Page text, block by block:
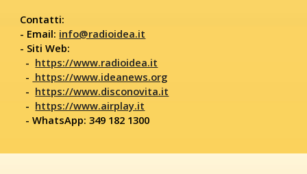
Contatti:
- Email: info@radioidea.it
- Siti Web:
- https://www.radioidea.it
- https://www.ideanews.org
- https://www.disconovita.it
- https://www.airplay.it
- WhatsApp: 349 182 1300